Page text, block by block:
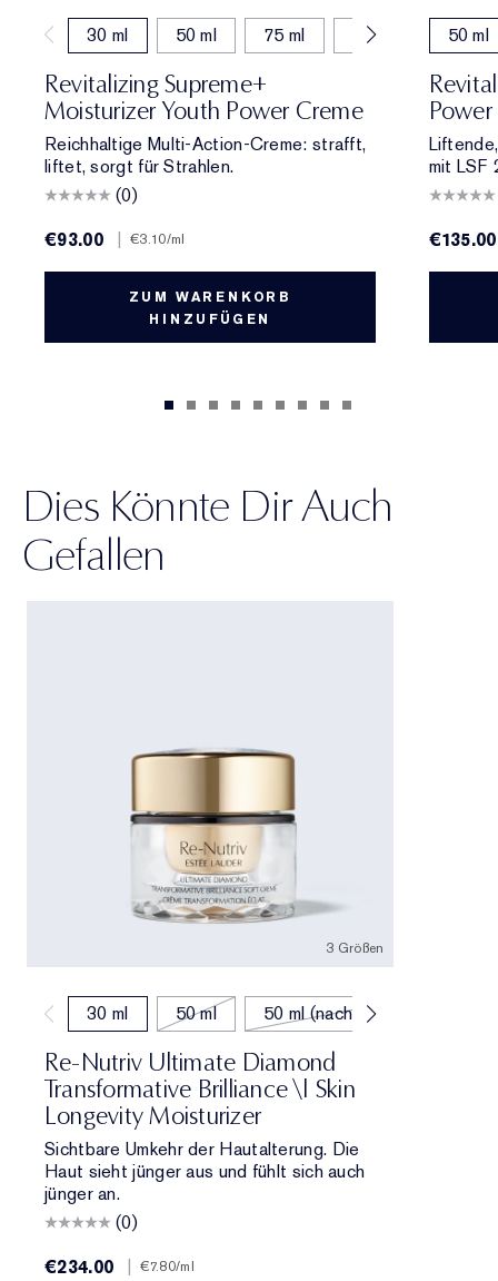
30 ml 50 ml 75 ml 15 ml 50 ml
Revitalizing Supreme+
Moisturizer Youth Power Creme
Reichhaltige Multi-Action-Creme: strafft,
liftet, sorgt für Strahlen.
(0)
€93.00
| €3.10/ml
ZUM WARENKORB
HINZUFÜGEN
50 ml
Power
mit LSF
€135.00
Dies Könnte Dir Auch
Gefallen
3 Größen
30 ml 50 ml 50 ml (nachfüllen)
Re-Nutriv Ultimate Diamond
Transformative Brilliance \| Skin
Longevity Moisturizer
Sichtbare Umkehr der Hautalterung. Die
Haut sieht jünger aus und fühlt sich auch
jünger an.
(0)
€234.00
€7.80/ml